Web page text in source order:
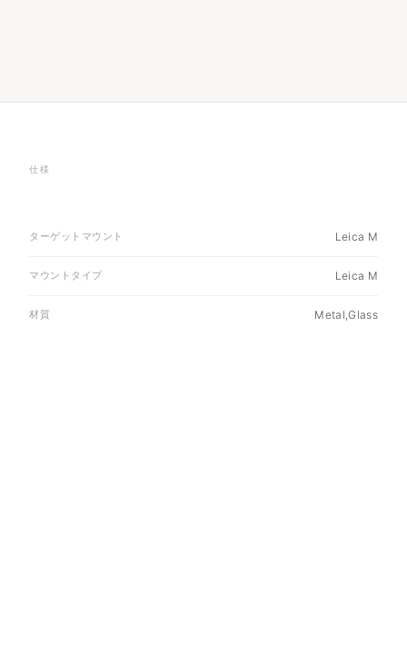
仕様
ターゲットマウント Leica M
マウントタイプ Leica M
材質 Metal,Glass